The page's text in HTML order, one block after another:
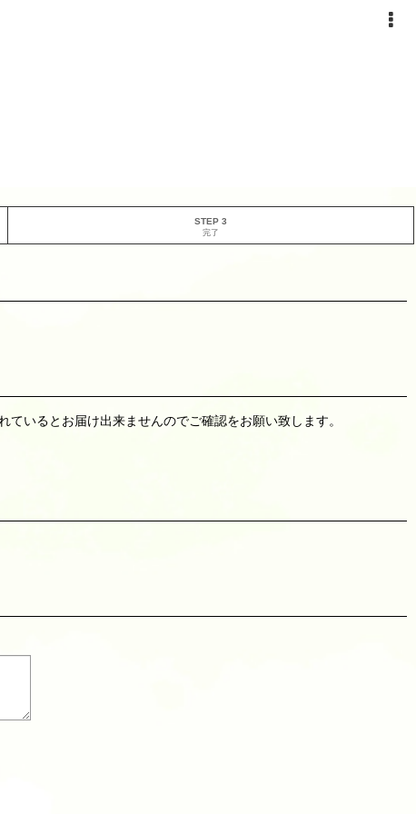
STEP 3
完了
いるとお届け出来ませんのでご確認をお願い致します。